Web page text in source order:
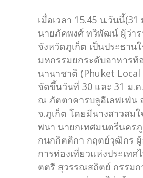
เมื่อเวลา 15.45 น.วันนี้(31
นายภัคพงศ์ ทวิพัฒน์ ผู้ว่าร
จังหวัดภูเก็ต เป็นประธาน
มหกรรมยกระดับอาหารท้
นานาชาติ (Phuket Local
จัดขึ้นวันที่ 30 และ 31 ม.ค
ณ ภัตตาคารบลูอีเลฟเฟ่น
จ.ภูเก็ต โดยมีนางสาวสม
พนา นายกเทศมนตรีนครภู
กนกกิตติกา กฤตย์วุฒิกร ผู้
การท่องเที่ยวแห่งประเทศ
ตตรี สุวรรณสถิตย์ กรรม